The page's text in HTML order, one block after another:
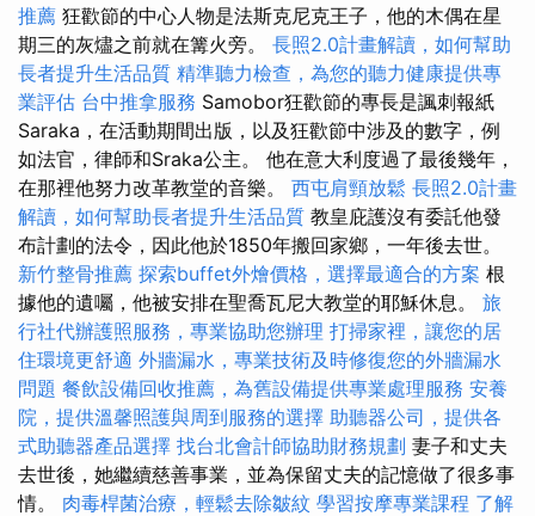
推薦 狂歡節的中心人物是法斯克尼克王子，他的木偶在星
期三的灰燼之前就在篝火旁。 長照2.0計畫解讀，如何幫助
長者提升生活品質 精準聽力檢查，為您的聽力健康提供專
業評估 台中推拿服務 Samobor狂歡節的專長是諷刺報紙
Saraka，在活動期間出版，以及狂歡節中涉及的數字，例
如法官，律師和Sraka公主。 他在意大利度過了最後幾年，
在那裡他努力改革教堂的音樂。 西屯肩頸放鬆 長照2.0計畫
解讀，如何幫助長者提升生活品質 教皇庇護沒有委託他發
布計劃的法令，因此他於1850年搬回家鄉，一年後去世。
新竹整骨推薦 探索buffet外燴價格，選擇最適合的方案 根
據他的遺囑，他被安排在聖喬瓦尼大教堂的耶穌休息。 旅
行社代辦護照服務，專業協助您辦理 打掃家裡，讓您的居
住環境更舒適 外牆漏水，專業技術及時修復您的外牆漏水
問題 餐飲設備回收推薦，為舊設備提供專業處理服務 安養
院，提供溫馨照護與周到服務的選擇 助聽器公司，提供各
式助聽器產品選擇 找台北會計師協助財務規劃 妻子和丈夫
去世後，她繼續慈善事業，並為保留丈夫的記憶做了很多事
情。 肉毒桿菌治療，輕鬆去除皺紋 學習按摩專業課程 了解